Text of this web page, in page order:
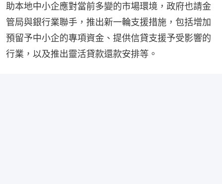
助本地中小企應對當前多變的市場環境，政府也請金
管局與銀行業聯手，推出新一輪支援措施，包括增加
預留予中小企的專項資金、提供信貸支援予受影響的
行業，以及推出靈活貸款還款安排等。